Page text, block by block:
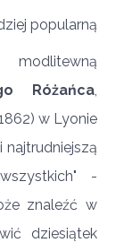
popularną
Różańca,
w Lyonie
najtrudniejszą
-
znaleźć w
dziesiątek